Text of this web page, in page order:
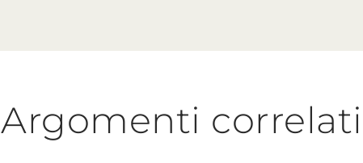
Argomenti correlati